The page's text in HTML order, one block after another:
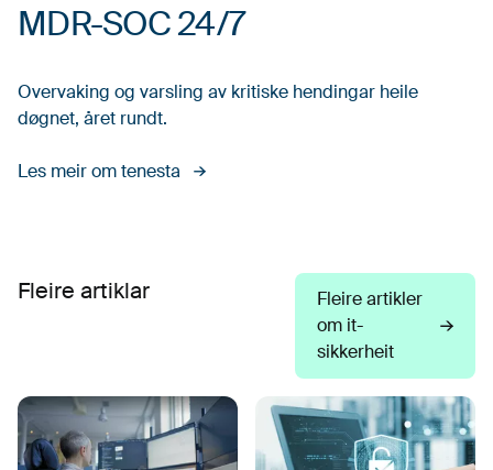
MDR-SOC 24/7
Overvaking og varsling av kritiske hendingar heile
døgnet, året rundt.
Les meir om tenesta
Fleire artiklar
Fleire artikler
om it-
sikkerheit